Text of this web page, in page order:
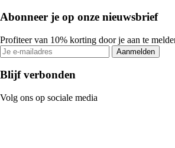
Abonneer je op onze nieuwsbrief
Profiteer van 10% korting door je aan te
Aanmelden
Blijf verbonden
Volg ons op sociale media